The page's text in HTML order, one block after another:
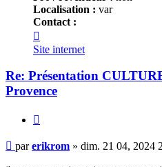
Localisation : var
Contact :
erikrom
Site internet
Re: Présentation
Provence
Message
parerikrom » dim. 21 04, 2024